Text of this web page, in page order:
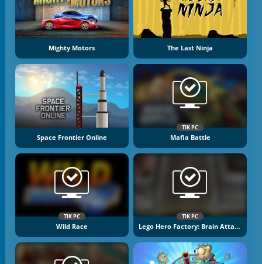
Mighty Motors The Last Ninja
Space Frontier Online
TIK PC
Mafia Battle
TIK PC
Wild Race
TIK PC
Lego Hero Factory: Brain Attack